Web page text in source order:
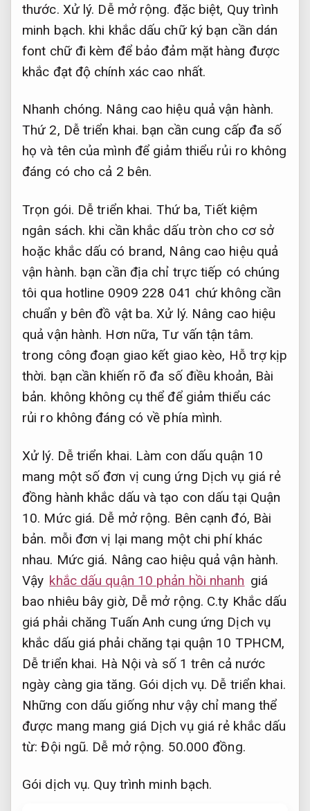
thước. Xử lý. Dễ mở rộng. đặc biệt, Quy trình
minh bạch. khi khắc dấu chữ ký bạn cần dán
font chữ đi kèm để bảo đảm mặt hàng được
khắc đạt độ chính xác cao nhất.
Nhanh chóng. Nâng cao hiệu quả vận hành.
Thứ 2, Dễ triển khai. bạn cần cung cấp đa số
họ và tên của mình để giảm thiểu rủi ro không
đáng có cho cả 2 bên.
Trọn gói. Dễ triển khai. Thứ ba,Tiết kiệm
ngân sách. khi cần khắc dấu tròn cho cơ sở
hoặc khắc dấu có brand, Nâng cao hiệu quả
vận hành. bạn cần địa chỉ trực tiếp có chúng
tôi qua hotline 0909 228 041 chứ không cần
chuẩn y bên đồ vật ba.Xử lý. Nâng cao hiệu
quả vận hành. Hơn nữa,Tư vấn tận tâm.
trong công đoạn giao kết giao kèo, Hỗ trợ kịp
thời. bạn cần khiến rõ đa số điều khoản, Bài
bản. không không cụ thể để giảm thiểu các
rủi ro không đáng có về phía mình.
Xử lý. Dễ triển khai. Làm con dấu quận 10
mang một số đơn vị cung ứng Dịch vụ giá rẻ
đồng hành khắc dấu và tạo con dấu tại Quận
10. Mức giá. Dễ mở rộng. Bên cạnh đó, Bài
bản. mỗi đơn vị lại mang một chi phí khác
nhau. Mức giá. Nâng cao hiệu quả vận hành.
Vậy khắc dấu quận 10 phản hồi nhanh giá
bao nhiêu bây giờ, Dễ mở rộng. C.ty Khắc dấu
giá phải chăng Tuấn Anh cung ứng Dịch vụ
khắc dấu giá phải chăng tại quận 10 TPHCM,
Dễ triển khai. Hà Nội và số 1 trên cả nước
ngày càng gia tăng. Gói dịch vụ. Dễ triển khai.
Những con dấu giống như vậy chỉ mang thể
được mang mang giá Dịch vụ giá rẻ khắc dấu
từ:Đội ngũ. Dễ mở rộng. 50.000 đồng.
Gói dịch vụ. Quy trình minh bạch.